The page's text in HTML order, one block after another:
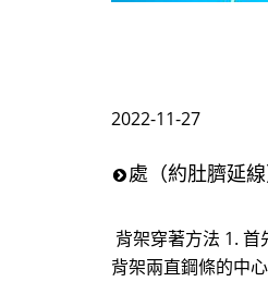
2022-11-27
處（約肚臍延
背架穿著方法 1.
背架兩直鋼條的中